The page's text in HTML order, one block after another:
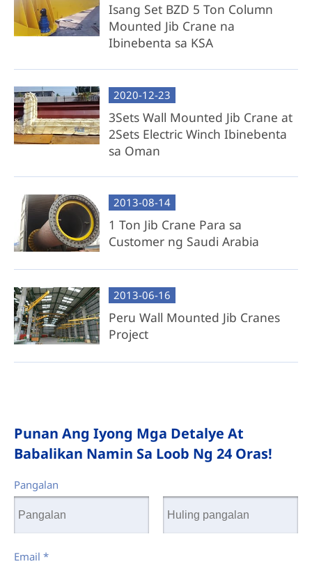
Isang Set BZD 5 Ton Column
Mounted Jib Crane na
Ibinebenta sa KSA
2020-12-23
3Sets Wall Mounted Jib Crane at
2Sets Electric Winch Ibinebenta
sa Oman
2013-08-14
1 Ton Jib Crane Para sa
Customer ng Saudi Arabia
2013-06-16
Peru Wall Mounted Jib Cranes
Project
Punan Ang Iyong Mga Detalye At
Babalikan Namin Sa Loob Ng 24 Oras!
Pangalan
Email *